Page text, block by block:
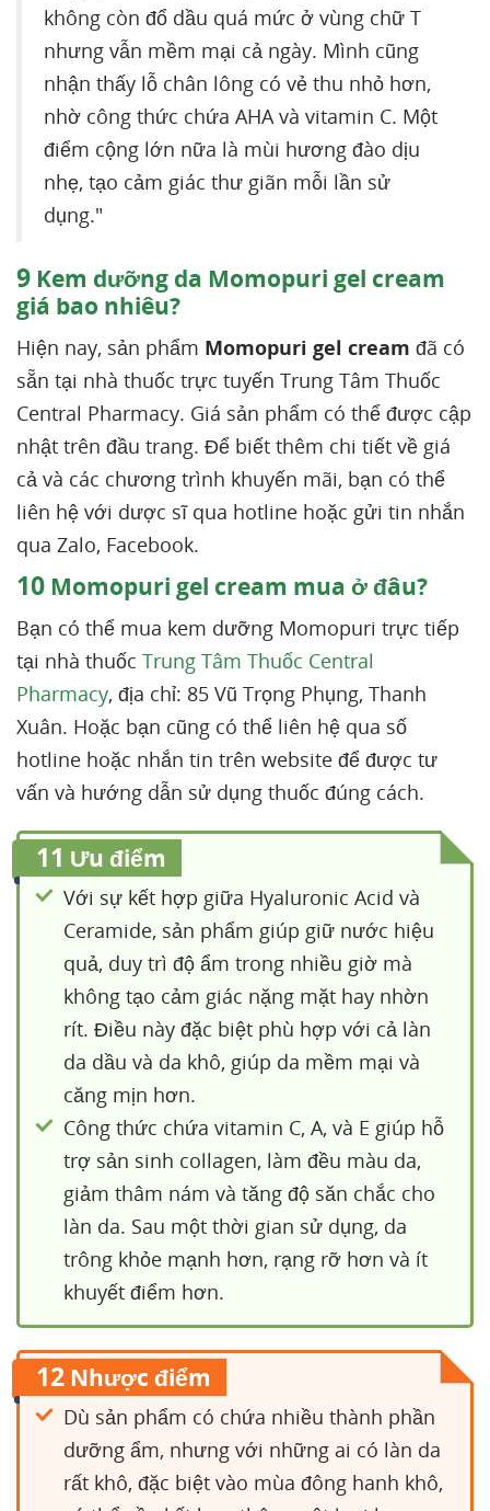
không còn đổ dầu quá mức ở vùng chữ T
nhưng vẫn mềm mại cả ngày. Mình cũng
nhận thấy lỗ chân lông có vẻ thu nhỏ hơn,
nhờ công thức chứa AHA và vitamin C. Một
điểm cộng lớn nữa là mùi hương đào dịu
nhẹ, tạo cảm giác thư giãn mỗi lần sử
dụng."
9 Kem dưỡng da Momopuri gel cream
giá bao nhiêu?
Hiện nay, sản phẩm Momopuri gel cream đã có
sẵn tại nhà thuốc trực tuyến Trung Tâm Thuốc
Central Pharmacy. Giá sản phẩm có thể được cập
nhật trên đầu trang. Để biết thêm chi tiết về giá
cả và các chương trình khuyến mãi, bạn có thể
liên hệ với dược sĩ qua hotline hoặc gửi tin nhắn
qua Zalo, Facebook.
10 Momopuri gel cream mua ở đâu?
Bạn có thể mua kem dưỡng Momopuri trực tiếp
tại nhà thuốc Trung Tâm Thuốc Central
Pharmacy, địa chỉ: 85 Vũ Trọng Phụng, Thanh
Xuân. Hoặc bạn cũng có thể liên hệ qua số
hotline hoặc nhắn tin trên website để được tư
vấn và hướng dẫn sử dụng thuốc đúng cách.
11 Ưu điểm
Với sự kết hợp giữa Hyaluronic Acid và
Ceramide, sản phẩm giúp giữ nước hiệu
quả, duy trì độ ẩm trong nhiều giờ mà
không tạo cảm giác nặng mặt hay nhờn
rít. Điều này đặc biệt phù hợp với cả làn
da dầu và da khô, giúp da mềm mại và
căng mịn hơn.
Công thức chứa vitamin C, A, và E giúp hỗ
trợ sản sinh collagen, làm đều màu da,
giảm thâm nám và tăng độ săn chắc cho
làn da. Sau một thời gian sử dụng, da
trông khỏe mạnh hơn, rạng rỡ hơn và ít
khuyết điểm hơn.
12 Nhược điểm
Dù sản phẩm có chứa nhiều thành phần
dưỡng ẩm, nhưng với những ai có làn da
rất khô, đặc biệt vào mùa đông hanh khô,